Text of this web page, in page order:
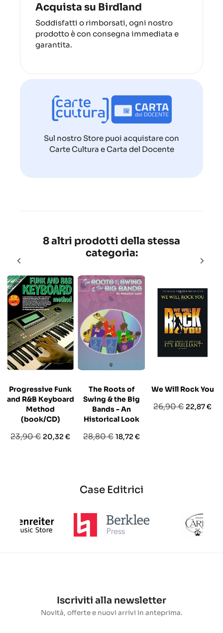
Acquista su Birdland
Soddisfatti o rimborsati, ogni nostro
prodotto è con consegna immediata e
garantita.
Sul nostro Store puoi acquistare con
Carte Cultura e Carta del Docente
8 altri prodotti della stessa
categoria:
Progressive Funk
and R&B Keyboard
Method
(book/CD)
Prezzo
23,90 € Prezzo
20,32 €
The Roots of
Swing & the Big
Bands - An
Historical Look
Prezzo
28,80 € Prezzo
18,72 €
We Will Rock You
Prezzo
26,90 € Prezzo
22,87 €
Case Editrici
Iscriviti alla newsletter
Novità, offerte e nuovi arrivi in anteprima.